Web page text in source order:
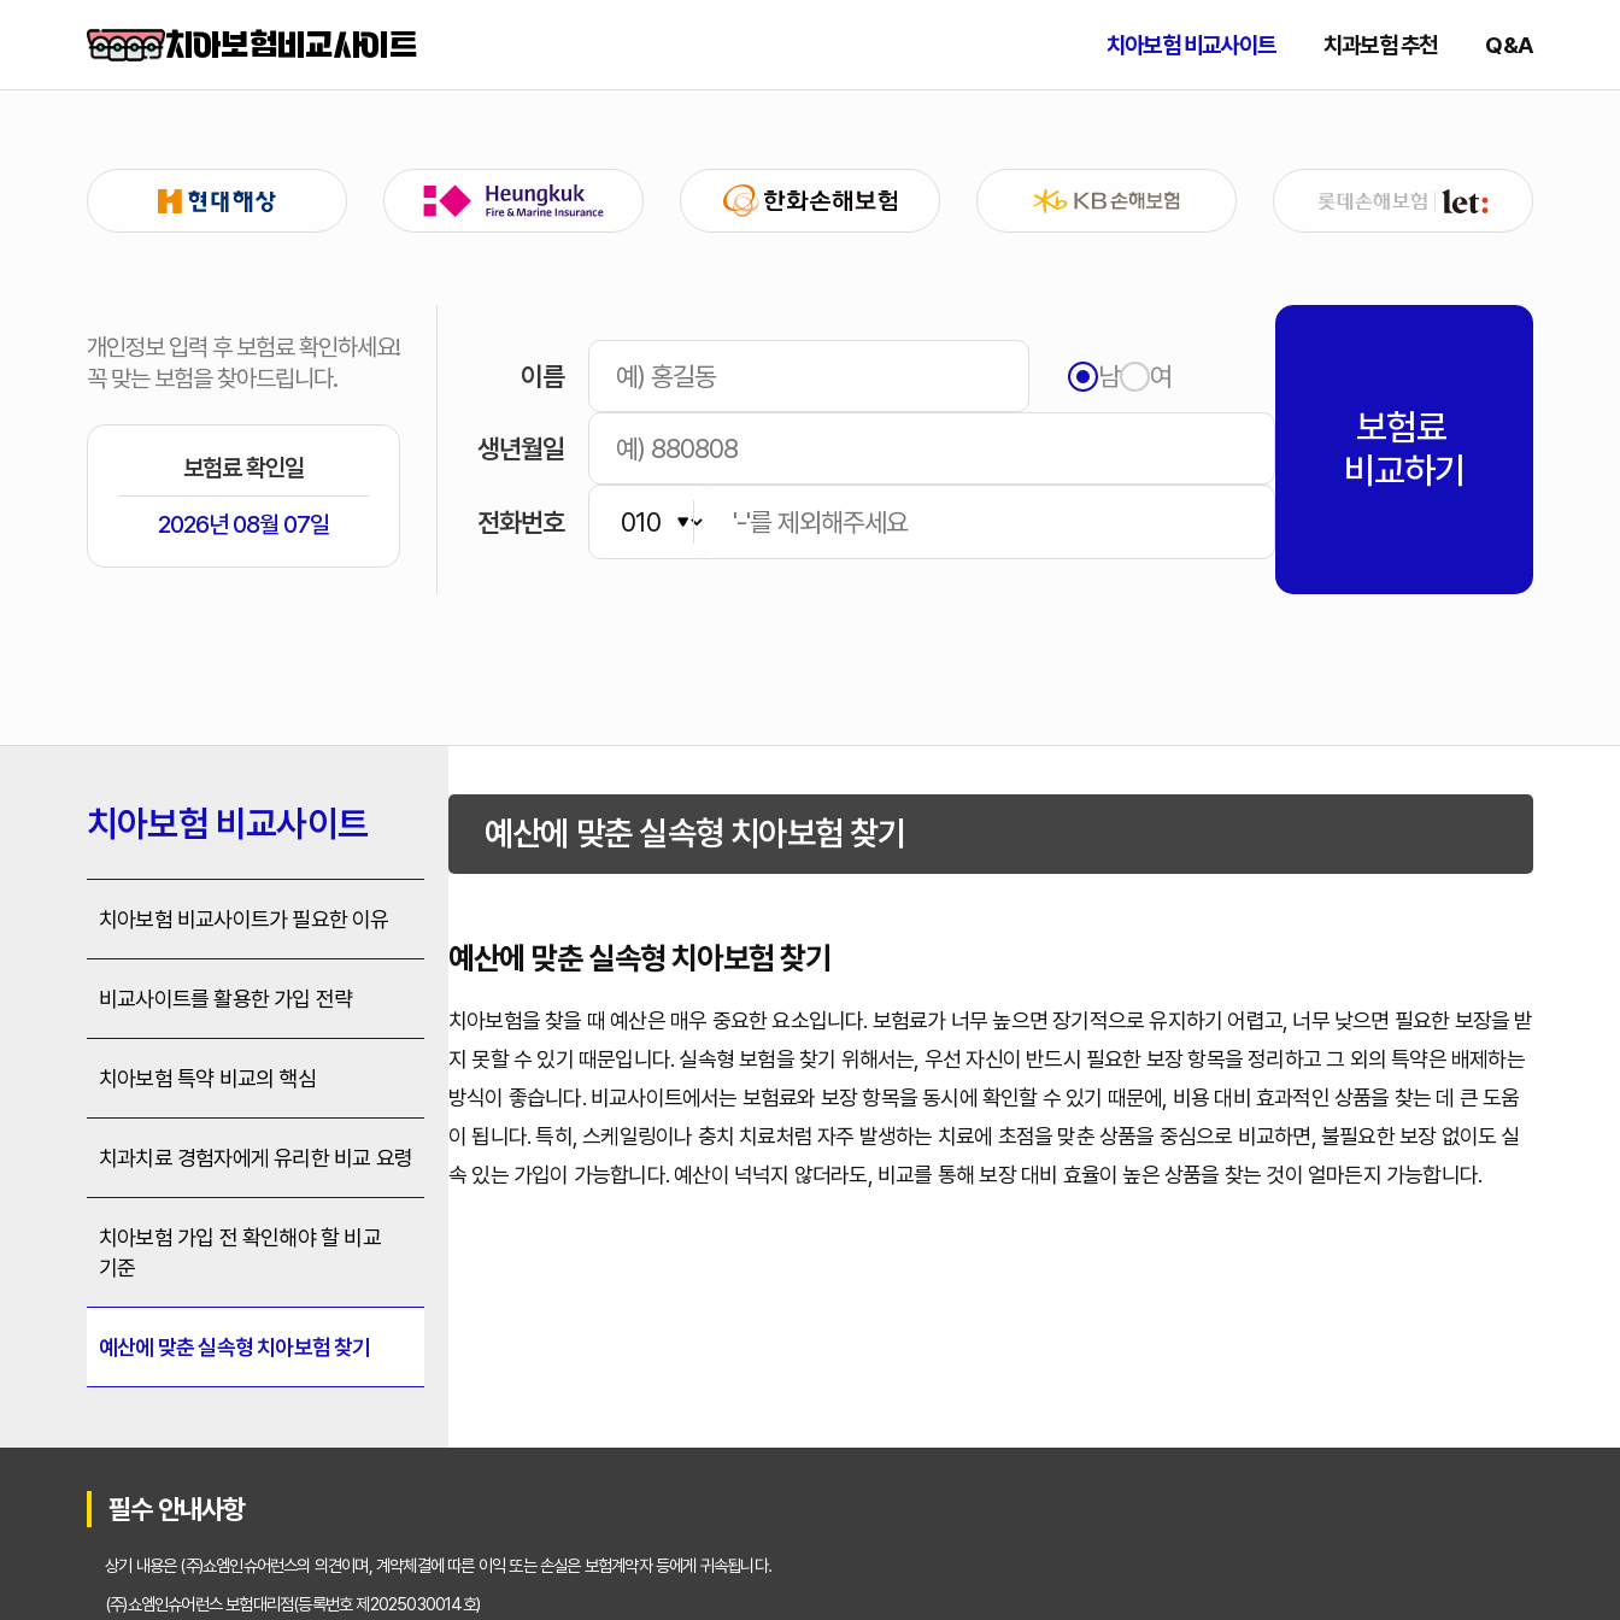
치아보험비교사이트 치아보험 비교사이트 치과보험 추천 Q&A
개인정보 입력 후 보험료 확인하세요!
꼭 맞는 보험을 찾아드립니다.
보험료 확인일
2026년 08월 07일
이름 남 여
생년월일
전화번호
보험료
비교하기
치아보험 비교사이트
치아보험 비교사이트가 필요한 이유
비교사이트를 활용한 가입 전략
치아보험 특약 비교의 핵심
치과치료 경험자에게 유리한 비교 요령
치아보험 가입 전 확인해야 할 비교
기준
예산에 맞춘 실속형 치아보험 찾기
예산에 맞춘 실속형 치아보험 찾기
예산에 맞춘 실속형 치아보험 찾기
치아보험을 찾을 때 예산은 매우 중요한 요소입니다. 보험료가 너무 높으면 장기적으로 유지하기 어렵고, 너무 낮으면 필요한 보장을 받
지 못할 수 있기 때문입니다. 실속형 보험을 찾기 위해서는, 우선 자신이 반드시 필요한 보장 항목을 정리하고 그 외의 특약은 배제하는
방식이 좋습니다. 비교사이트에서는 보험료와 보장 항목을 동시에 확인할 수 있기 때문에, 비용 대비 효과적인 상품을 찾는 데 큰 도움
이 됩니다. 특히, 스케일링이나 충치 치료처럼 자주 발생하는 치료에 초점을 맞춘 상품을 중심으로 비교하면, 불필요한 보장 없이도 실
속 있는 가입이 가능합니다. 예산이 넉넉지 않더라도, 비교를 통해 보장 대비 효율이 높은 상품을 찾는 것이 얼마든지 가능합니다.
필수 안내사항
상기 내용은 (주)쇼엠인슈어런스의 의견이며, 계약체결에 따른 이익 또는 손실은 보험계약자 등에게 귀속됩니다.
(주)쇼엠인슈어런스 보험대리점(등록번호 제2025030014호)